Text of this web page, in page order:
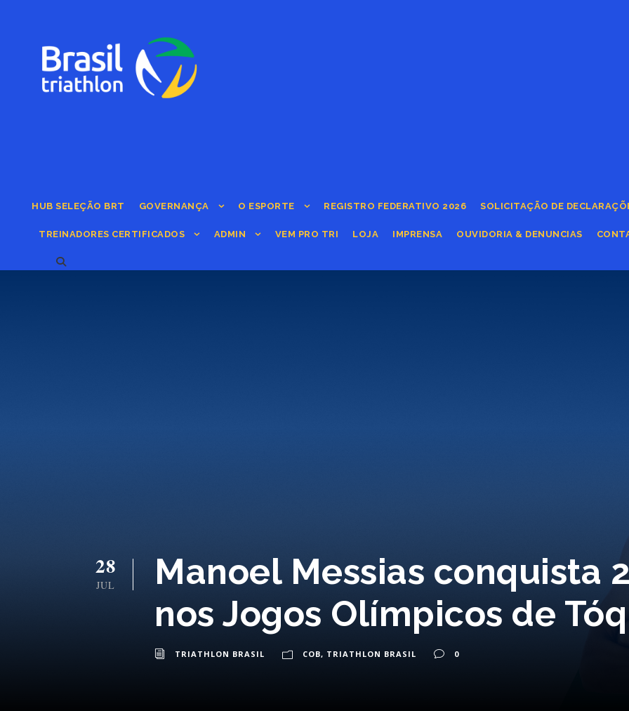
HUB SELEÇÃO BRT GOVERNANÇA O ESPORTE REGISTRO FEDERATIVO 2026 SOLICITAÇÃO DE
TREINADORES CERTIFICADOS ADMIN VEM PRO TRI LOJA IMPRENSA OUVIDORIA & DENUNCIAS
28
JUL
Manoel Messias conquista
nos Jogos Olímpicos de
TRIATHLON BRASIL COB, TRIATHLON BRASIL 0